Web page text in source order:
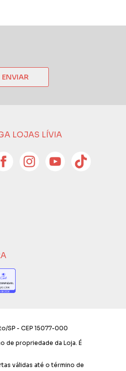
ENVIAR
LOJAS LÍVIA
SP - CEP 15077-000
de propriedade da Loja. É
válidas até o término de